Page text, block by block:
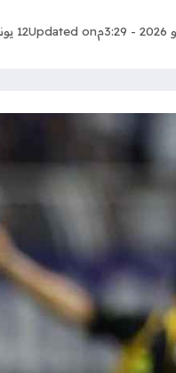
Updated on12 يونيو 2026 - 3:12م